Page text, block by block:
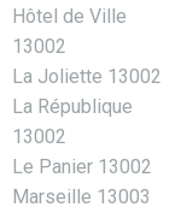
Hôtel de Ville
13002
La Joliette 13002
La République
13002
Le Panier 13002
Marseille 13003